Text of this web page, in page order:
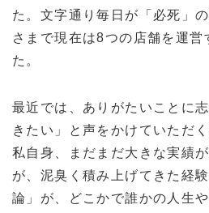
た。文字通り毎日が「必死」
さまで現在は8つの店舗を運営
た。
最近では、ありがたいことに
きたい」と声をかけていただ
私自身、まだまだ大きな実績
が、泥臭く積み上げてきた経
論」が、どこかで誰かの人生